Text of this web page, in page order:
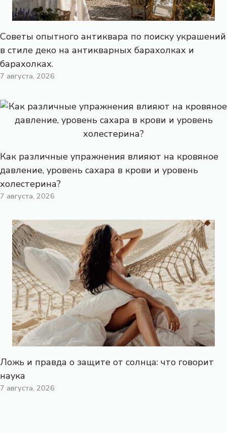
Советы опытного антиквара по поиску украшений
в стиле деко на антикварных барахолках и
барахолках.
7 августа, 2026
Как различные упражнения влияют на кровяное
давление, уровень сахара в крови и уровень
холестерина?
7 августа, 2026
Ложь и правда о защите от солнца: что говорит
наука
7 августа, 2026